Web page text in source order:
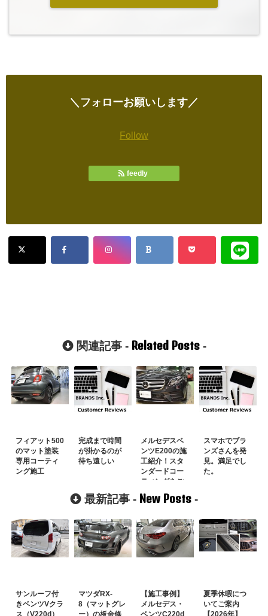
＼フォローお願いします／
Follow
feedly
関連記事 - Related Posts-
フィアット500
のマット塗装
専用コーティ
ング施工
完成まで時間
が掛かるのが
待ち遠しい
メルセデスベ
ンツE200の施
工紹介！スタ
ンダードコー
ティングをご
選択されまし
た
スマホでブラ
ンズさんを発
見。満足でし
た。
最新記事 - New Posts -
サンルーフ付
きベンツVクラ
ス（V220d）
マツダRX-
8（マットグレ
ー）の板金修
【施工事例】
メルセデス・
ベンツC220d
夏季休暇につ
いてご案内
【2026年】